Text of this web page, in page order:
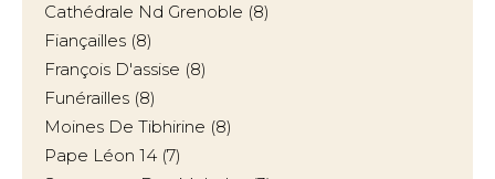
Cathédrale Nd Grenoble (8)
Fiançailles (8)
François D'assise (8)
Funérailles (8)
Moines De Tibhirine (8)
Pape Léon 14 (7)